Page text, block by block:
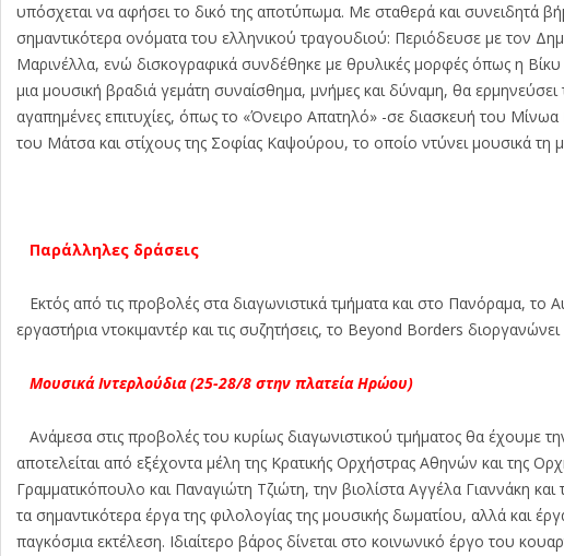
υπόσχεται να αφήσει το δικό της αποτύπωμα. Με σταθερά και συνειδητά
σημαντικότερα ονόματα του ελληνικού τραγουδιού: Περιόδευσε με τον
Μαρινέλλα, ενώ δισκογραφικά συνδέθηκε με θρυλικές μορφές όπως η
μια μουσική βραδιά γεμάτη συναίσθημα, μνήμες και δύναμη, θα
αγαπημένες επιτυχίες, όπως το «Όνειρο Απατηλό» -σε διασκευή του Μίνωα
του Μάτσα και στίχους της Σοφίας Καψούρου, το οποίο ντύνει μουσικά τη
Παράλληλες δράσεις
Εκτός από τις προβολές στα διαγωνιστικά τμήματα και στο Πανόραμα,
εργαστήρια ντοκιμαντέρ και τις συζητήσεις, το Beyond Borders
Μουσικά Ιντερλούδια (25-28/8 στην πλατεία Ηρώου)
Ανάμεσα στις προβολές του κυρίως διαγωνιστικού τμήματος θα
αποτελείται από εξέχοντα μέλη της Κρατικής Ορχήστρας Αθηνών και της
Γραμματικόπουλο και Παναγιώτη Τζιώτη, την βιολίστα Αγγέλα Γιαννάκη
τα σημαντικότερα έργα της φιλολογίας της μουσικής δωματίου, αλλά και
παγκόσμια εκτέλεση. Ιδιαίτερο βάρος δίνεται στο κοινωνικό έργο του